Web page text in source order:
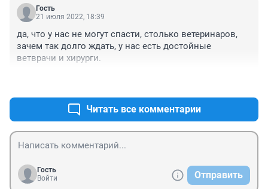
Гость
21 июля 2022, 18:39
да, что у нас не могут спасти, столько ветеринаров,
зачем так долго ждать, у нас есть достойные
ветврачи и хирурги.
Читать все комментарии
Гость
Войти
Отправить